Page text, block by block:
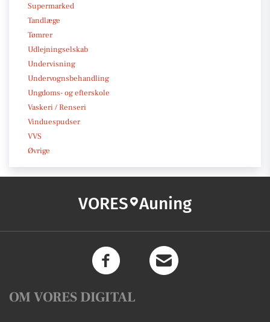
Supermarked
Tandlæge
Tømrer
Udlejningselskab
Undervisning
Undervognsbehandling
Ungdoms- og efterskole
Vaskeri / Renseri
Vinduespudser
VVS
Øvrige
VORES Auning
OM VORES DIGITAL